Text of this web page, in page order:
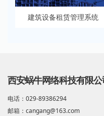
建筑设备租赁管理系统
西安蜗牛网络科技有限公
电话：029-89386294
邮箱：cangang@163.com